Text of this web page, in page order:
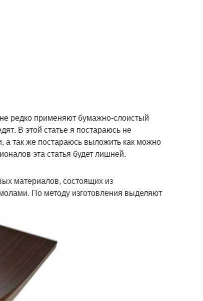
редко применяют бумажно-слоистый
В этой статье я постараюсь не
а так же постараюсь выложить как можно
эта статья будет лишней.
материалов, состоящих из
По методу изготовления выделяют